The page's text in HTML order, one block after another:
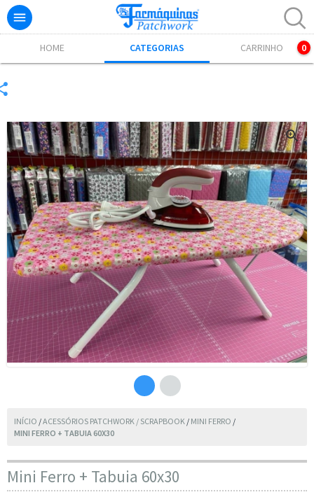
HOME CATEGORIAS CARRINHO 0
Excelente! Já adicionamos o produto ao carrinho.
INÍCIO /ACESSÓRIOS PATCHWORK / SCRAPBOOK / MINI FERRO /
MINI FERRO + TABUIA 60X30
Mini Ferro + Tabuia 60x30